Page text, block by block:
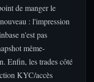
de manger le
: l'impression
n'est pas
même-
Enfin, les trades côté
KYC/accès